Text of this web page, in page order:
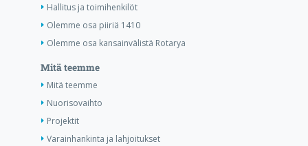
Hallitus ja toimihenkilöt
Olemme osa piiriä 1410
Olemme osa kansainvälistä Rotarya
Mitä teemme
Mitä teemme
Nuorisovaihto
Projektit
Varainhankinta ja lahjoitukset